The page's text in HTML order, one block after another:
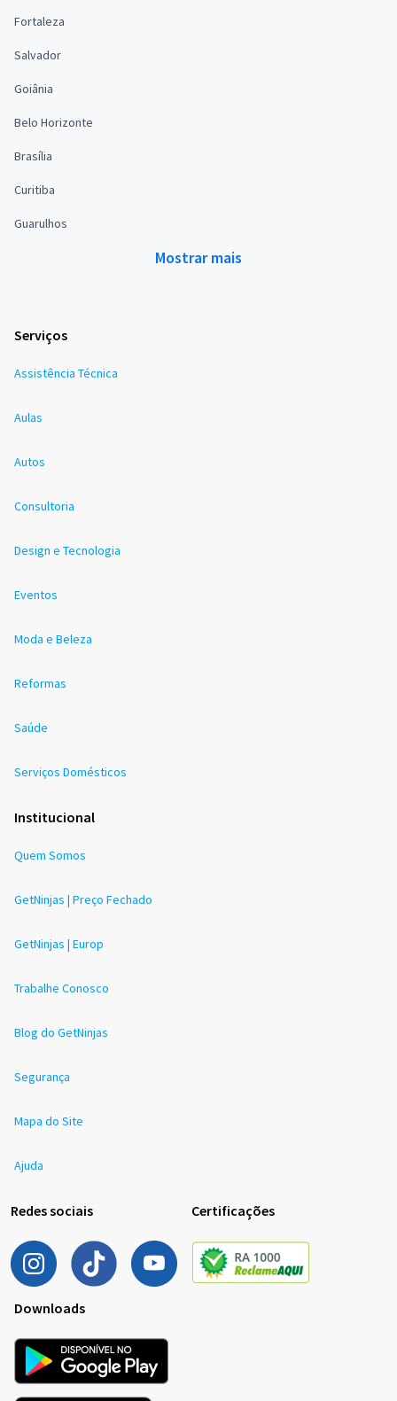
Fortaleza
Salvador
Goiânia
Belo Horizonte
Brasília
Curitiba
Guarulhos
Mostrar mais
Serviços
Assistência Técnica
Aulas
Autos
Consultoria
Design e Tecnologia
Eventos
Moda e Beleza
Reformas
Saúde
Serviços Domésticos
Institucional
Quem Somos
GetNinjas | Preço Fechado
GetNinjas | Europ
Trabalhe Conosco
Blog do GetNinjas
Segurança
Mapa do Site
Ajuda
Redes sociais Certificações
Downloads